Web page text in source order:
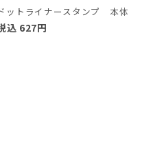
ットライナースタンプ 本体
込 627円